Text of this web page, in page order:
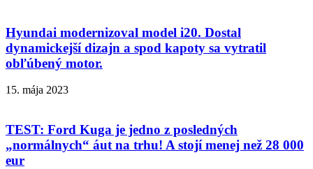
Hyundai modernizoval model i20. Dostal
dynamickejší dizajn a spod kapoty sa vytratil
obľúbený motor.
15. mája 2023
TEST: Ford Kuga je jedno z posledných
„normálnych“ áut na trhu! A stojí menej než 28 000
eur